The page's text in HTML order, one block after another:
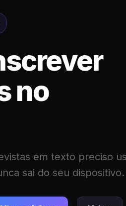
no
em texto preciso
sai do seu dispositivo.